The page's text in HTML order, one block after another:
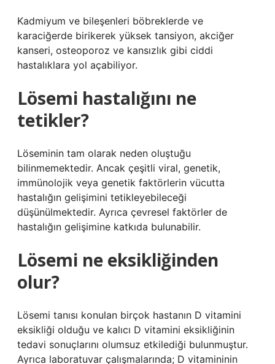
Kadmiyum ve bileşenleri böbreklerde ve
karaciğerde birikerek yüksek tansiyon, akciğer
kanseri, osteoporoz ve kansızlık gibi ciddi
hastalıklara yol açabiliyor.
Lösemi hastalığını ne
tetikler?
Löseminin tam olarak neden oluştuğu
bilinmemektedir. Ancak çeşitli viral, genetik,
immünolojik veya genetik faktörlerin vücutta
hastalığın gelişimini tetikleyebileceği
düşünülmektedir. Ayrıca çevresel faktörler de
hastalığın gelişimine katkıda bulunabilir.
Lösemi ne eksikliğinden
olur?
Lösemi tanısı konulan birçok hastanın D vitamini
eksikliği olduğu ve kalıcı D vitamini eksikliğinin
tedavi sonuçlarını olumsuz etkilediği bulunmuştur.
Ayrıca laboratuvar çalışmalarında; D vitamininin